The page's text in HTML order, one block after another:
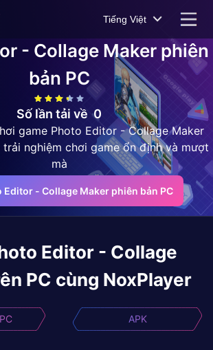
Tiếng Việt
- Collage Makerphiên
bản PC
Số lần tải về 0
game Photo Editor - Collage Maker
nghiệm chơi game ổn định và mượt
mà
Editor - Collage Maker phiên bản PC
Editor - Collage
PC cùng NoxPlayer
APK